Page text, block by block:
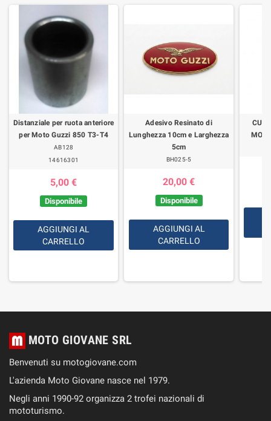
Distanziale per ruota anteriore
per Moto Guzzi 850 T3-T4
AB128
14616301
5,00 €
Disponibile
AGGIUNGI AL
CARRELLO
Adesivo Resinato di
Lunghezza 10cm e Larghezza
5cm
BH025-5
20,00 €
Disponibile
AGGIUNGI AL
CARRELLO
MOTO GIOVANE SRL
Benvenuti su motogiovane.com
L'azienda Moto Giovane nasce nel 1979.
Negli anni 1990-92 organizza 2 trofei nazionali di
mototurismo.